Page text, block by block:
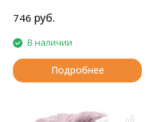
746 руб.
В наличии
Подробнее